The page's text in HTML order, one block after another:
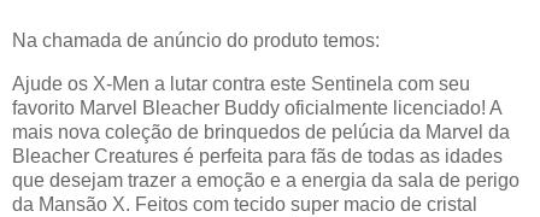
Na chamada de anúncio do produto temos:
Ajude os X-Men a lutar contra este Sentinela com seu
favorito Marvel Bleacher Buddy oficialmente licenciado! A
mais nova coleção de brinquedos de pelúcia da Marvel da
Bleacher Creatures é perfeita para fãs de todas as idades
que desejam trazer a emoção e a energia da sala de perigo
da Mansão X. Feitos com tecido super macio de cristal